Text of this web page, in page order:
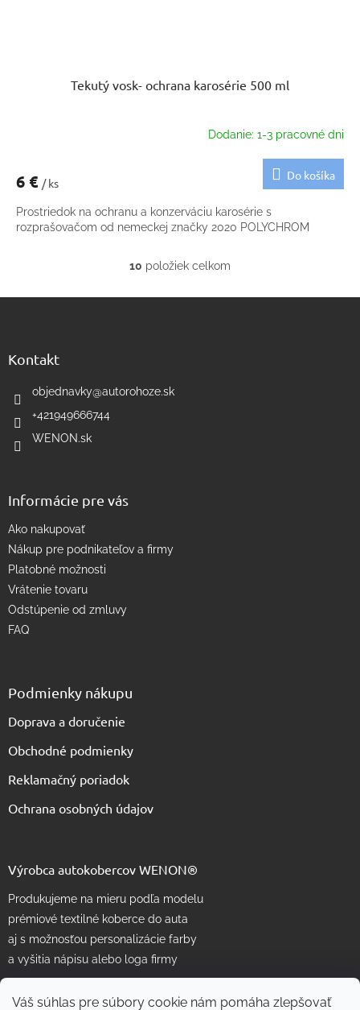
Váš súhlas pre súbory cookie nám pomáha zlepšovať
Tekutý vosk- ochrana karosérie 500 ml
Dodanie: 1-3 pracovné dni
6 € / ks
Do košíka
Prostriedok na ochranu a konzerváciu karosérie s
rozprašovačom od nemeckej značky 2020 POLYCHROM
O
l
10 položiek celkom
Kontakt
objednavky@autorohoze.sk
+421949666744
WENON.sk
Informácie pre vás
Ako nakupovať
Nákup pre podnikateľov a firmy
Platobné možnosti
Vrátenie tovaru
Odstúpenie od zmluvy
FAQ
Podmienky nákupu
Doprava a doručenie
Obchodné podmienky
Reklamačný poriadok
Ochrana osobných údajov
Výrobca autokobercov WENON®
Produkujeme na mieru podľa modelu
prémiové textilné koberce do auta
aj s možnosťou personalizácie farby
a vyšitia nápisu alebo loga firmy